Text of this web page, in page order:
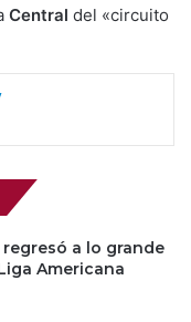
Central del «circuito
regresó a lo grande
Americana